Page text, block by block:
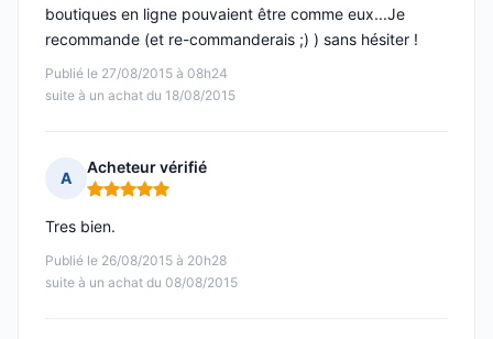
Publié le 27/08/2015 à 08h24
suite à un achat du 18/08/2015
boutiques en ligne pouvaient être comme eux...Je
recommande (et re-commanderais ;) ) sans hésiter !
A
Acheteur vérifié
Note : 5 sur 5
Publié le 26/08/2015 à 20h28
suite à un achat du 08/08/2015
Tres bien.